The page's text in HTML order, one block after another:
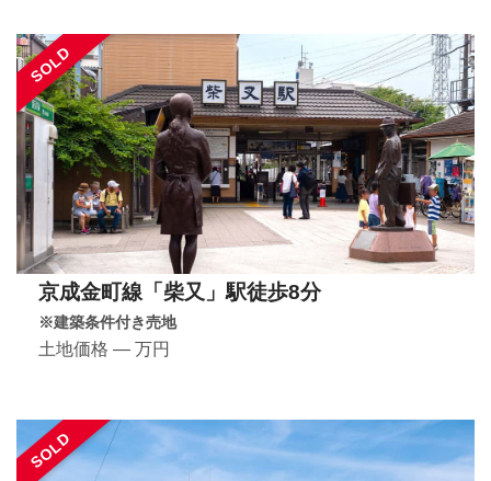
SOLD
京成金町線「柴又」駅徒歩8分
※建築条件付き売地
土地価格 ― 万円
SOLD